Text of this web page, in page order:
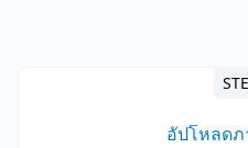
อัปโหลด